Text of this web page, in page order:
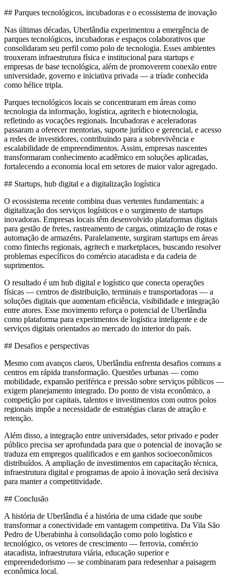
## Parques tecnológicos, incubadoras e o ecossistema de inovação
Nas últimas décadas, Uberlândia experimentou a emergência de
parques tecnológicos, incubadoras e espaços colaborativos que
consolidaram seu perfil como polo de tecnologia. Esses ambientes
trouxeram infraestrutura física e institucional para startups e
empresas de base tecnológica, além de promoverem conexão entre
universidade, governo e iniciativa privada — a tríade conhecida
como hélice tripla.
Parques tecnológicos locais se concentraram em áreas como
tecnologia da informação, logística, agritech e biotecnologia,
refletindo as vocações regionais. Incubadoras e aceleradoras
passaram a oferecer mentorias, suporte jurídico e gerencial, e acesso
a redes de investidores, contribuindo para a sobrevivência e
escalabilidade de empreendimentos. Assim, empresas nascentes
transformaram conhecimento acadêmico em soluções aplicadas,
fortalecendo a economia local em setores de maior valor agregado.
## Startups, hub digital e a digitalização logística
O ecossistema recente combina duas vertentes fundamentais: a
digitalização dos serviços logísticos e o surgimento de startups
inovadoras. Empresas locais têm desenvolvido plataformas digitais
para gestão de fretes, rastreamento de cargas, otimização de rotas e
automação de armazéns. Paralelamente, surgiram startups em áreas
como fintechs regionais, agritech e marketplaces, buscando resolver
problemas específicos do comércio atacadista e da cadeia de
suprimentos.
O resultado é um hub digital e logístico que conecta operações
físicas — centros de distribuição, terminais e transportadoras — a
soluções digitais que aumentam eficiência, visibilidade e integração
entre atores. Esse movimento reforça o potencial de Uberlândia
como plataforma para experimentos de logística inteligente e de
serviços digitais orientados ao mercado do interior do país.
## Desafios e perspectivas
Mesmo com avanços claros, Uberlândia enfrenta desafios comuns a
centros em rápida transformação. Questões urbanas — como
mobilidade, expansão periférica e pressão sobre serviços públicos —
exigem planejamento integrado. Do ponto de vista econômico, a
competição por capitais, talentos e investimentos com outros polos
regionais impõe a necessidade de estratégias claras de atração e
retenção.
Além disso, a integração entre universidades, setor privado e poder
público precisa ser aprofundada para que o potencial de inovação se
traduza em empregos qualificados e em ganhos socioeconômicos
distribuídos. A ampliação de investimentos em capacitação técnica,
infraestrutura digital e programas de apoio à inovação será decisiva
para manter a competitividade.
## Conclusão
A história de Uberlândia é a história de uma cidade que soube
transformar a conectividade em vantagem competitiva. Da Vila São
Pedro de Uberabinha à consolidação como polo logístico e
tecnológico, os vetores de crescimento — ferrovia, comércio
atacadista, infraestrutura viária, educação superior e
empreendedorismo — se combinaram para redesenhar a paisagem
econômica local.